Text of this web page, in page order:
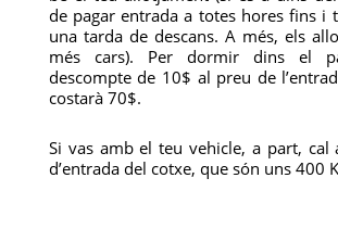
de pagar entrada a totes hores fins i
una tarda de descans. A més, els
més cars). Per dormir dins el
descompte de 10$ al preu de
costarà 70$.
Si vas amb el teu vehicle, a part, cal
d’entrada del cotxe, que són uns 400